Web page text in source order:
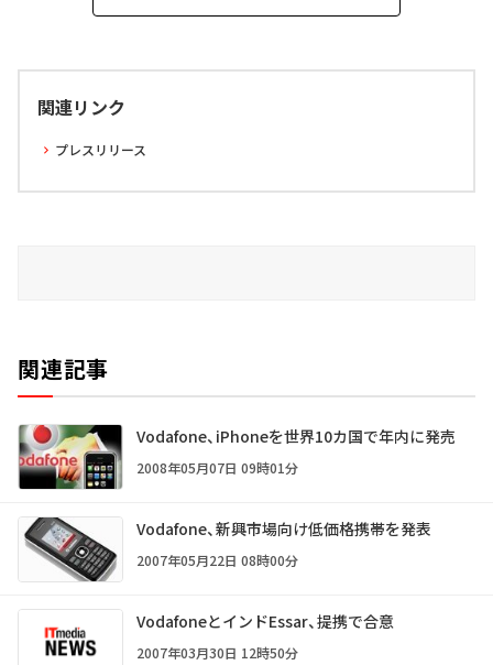
関連リンク
プレスリリース
関連記事
Vodafone、iPhoneを世界10カ国で年内に発売
2008年05月07日 09時01分
Vodafone、新興市場向け低価格携帯を発表
2007年05月22日 08時00分
VodafoneとインドEssar、提携で合意
2007年03月30日 12時50分